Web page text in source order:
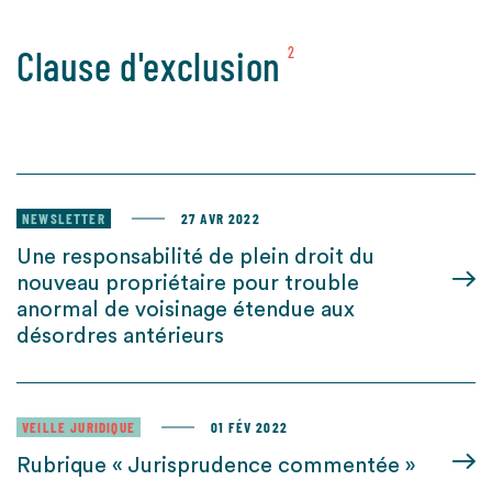
Clause d'exclusion 2
NEWSLETTER 27 AVR 2022
Une responsabilité de plein droit du
nouveau propriétaire pour trouble
anormal de voisinage étendue aux
désordres antérieurs
VEILLE JURIDIQUE 01 FÉV 2022
Rubrique « Jurisprudence commentée »